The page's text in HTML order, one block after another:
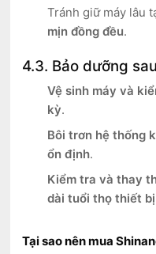
Tránh giữ máy lâu
mịn đồng đều.
4.3. Bảo dưỡng
Vệ sinh máy và
kỳ.
Bôi trơn hệ thống
ổn định.
Kiểm tra và thay
dài tuổi thọ thiết bị
Tại sao nên mua